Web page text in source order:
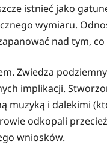
istnieć jako
wymiaru.
nad tym,
Zwiedza
implikacji.
muzyką i dalekimi
odkopali
wniosków.